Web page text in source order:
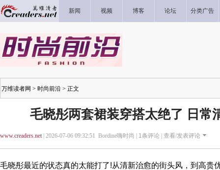
新闻 视频 博客 论坛 分类广告
万维读者网 > 时尚前沿 > 正文
毛晓彤两套裙装穿搭太绝了 日常
www.creaders.net| 2026-07-06 09:32:51 Bordine嗨时尚 | 1条评论 | 查看/发表评论
毛晓彤最近的状态真的太能打了!从清新治愈的街头风，到高贵